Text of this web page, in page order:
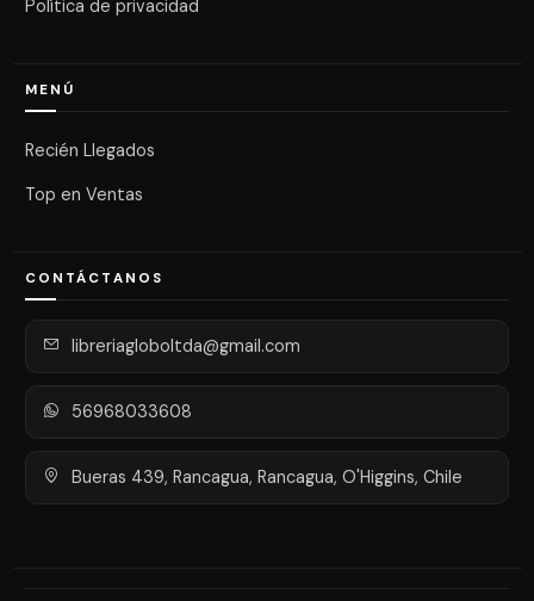
Política de privacidad
MENÚ
Recién Llegados
Top en Ventas
CONTÁCTANOS
libreriagloboltda@gmail.com
56968033608
Bueras 439, Rancagua, Rancagua, O'Higgins, Chile